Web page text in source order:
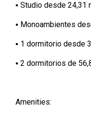
▪️ Studio desde 24,31
▪️ Monoambientes
▪️ 1 dormitorio desde
▪️ 2 dormitorios de
Amenities: